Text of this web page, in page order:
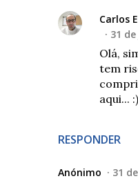
RESPONDER
Carlos
31
Olá,
tem
aqui... :)
Anónimo 31